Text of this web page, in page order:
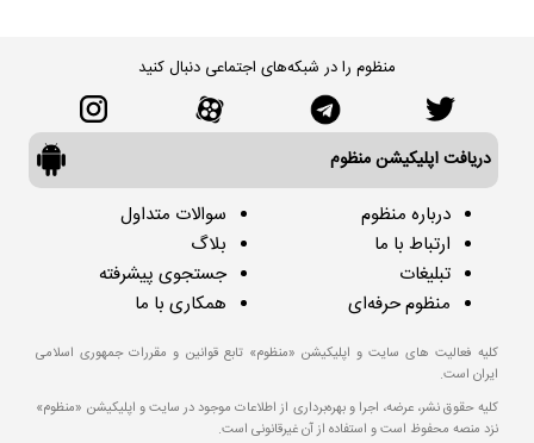
منظوم را در شبکه‌های اجتماعی دنبال کنید
دریافت اپلیکیشن منظوم
درباره منظوم
ارتباط با ما
تبلیغات
منظوم حرفه‌ای
سوالات متداول
بلاگ
جستجوی پیشرفته
همکاری با ما
کلیه فعالیت های سایت و اپلیکیشن «منظوم» تابع قوانین و مقررات جمهوری اسلامی
ایران است.
کلیه حقوق نشر، عرضه، اجرا و بهره‌برداری از اطلاعات موجود در سایت و اپلیکیشن «منظوم»
نزد منصه محفوظ است و استفاده از آن غیرقانونی است.